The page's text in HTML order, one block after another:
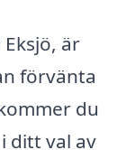
är
förvänta
du
ditt val av